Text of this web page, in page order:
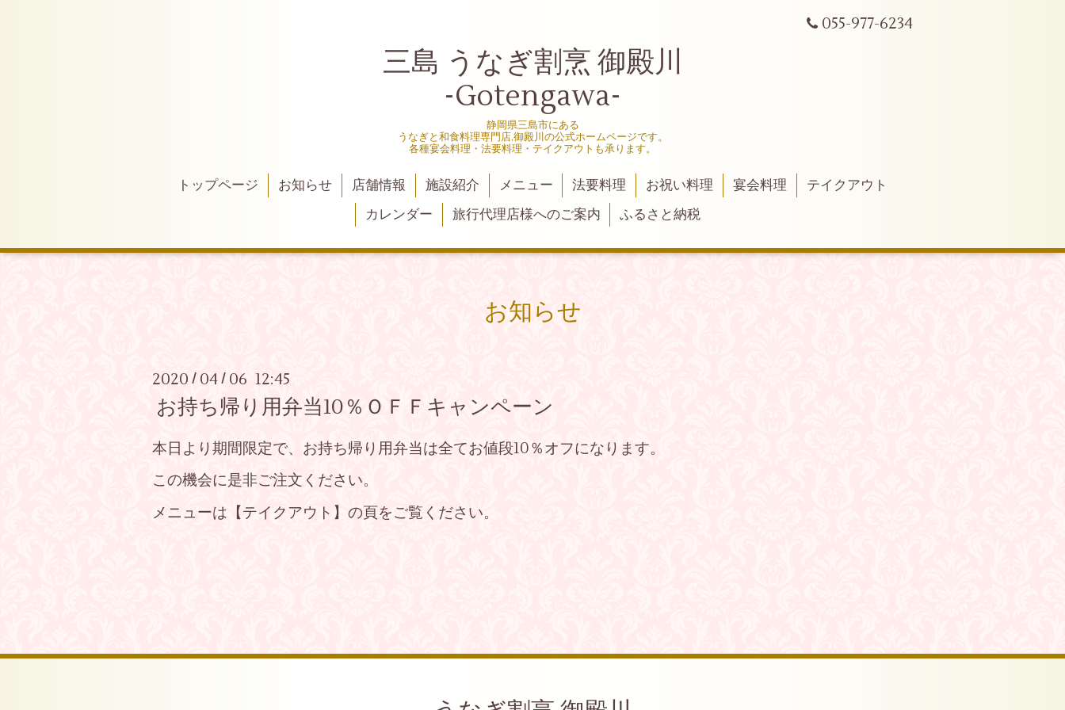
055-977-6234
三島 うなぎ割烹 御殿川
-Gotengawa-
静岡県三島市にある
うなぎと和食料理専門店,御殿川の公式ホームページです。
各種宴会料理・法要料理・テイクアウトも承ります。
トップページ お知らせ 店舗情報 施設紹介 メニュー 法要料理 お祝い料理 宴会料理
テイクアウト
カレンダー
旅行代理店様へのご案内 ふるさと納税
お知らせ
2020 / 04 / 06 12:45
お持ち帰り用弁当10％ＯＦＦキャンペーン
本日より期間限定で、お持ち帰り用弁当は全てお値段10％オフになります。
この機会に是非ご注文ください。
メニューは【テイクアウト】の頁をご覧ください。